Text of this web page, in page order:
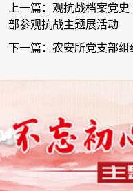
上一篇：观抗战档案党
部参观抗战主题展活动
下一篇：农安所党支部组